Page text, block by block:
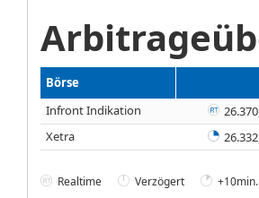
Börse
Infront Indikation
Xetra
Realtime Verzögert +10min.